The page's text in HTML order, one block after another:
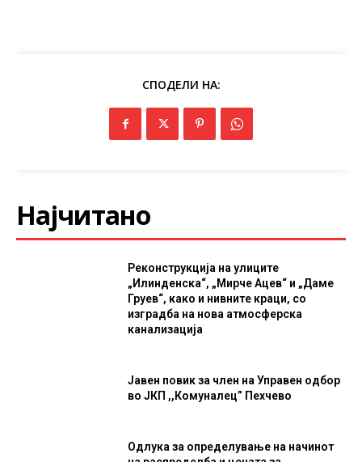
СПОДЕЛИ НА:
Најчитано
Реконструкција на улиците
„Илинденска“, „Мирче Ацев“ и „Даме
Груев“, како и нивните краци, со
изградба на нова атмосферска
канализација
Јавен повик за член на Управен одбор
во ЈКП ,,Комуналец” Пехчево
Одлука за определување на начинот